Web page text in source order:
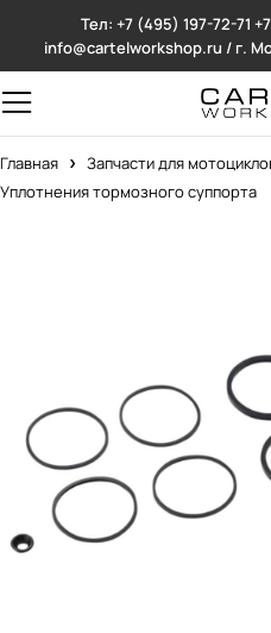
Тел: +7 (495) 197-72-71
info@cartelworkshop.ru / г.
Главная Запчасти для
Уплотнения тормозного суппорта